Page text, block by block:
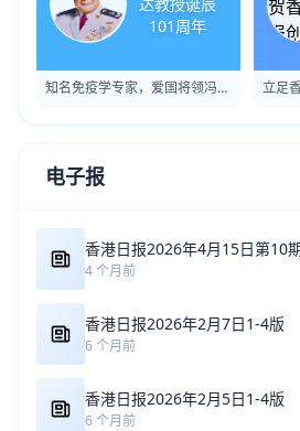
101周年
知名免疫学专家，爱国将领冯玉
立足
电子报
香港日报2026年4月15日第10
4 个月前
香港日报2026年2月7日1-4版
6 个月前
香港日报2026年2月5日1-4版
6 个月前